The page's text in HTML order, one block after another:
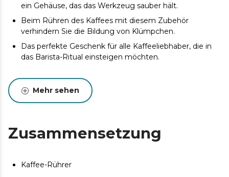
ein Gehäuse, das das Werkzeug sauber hält.
Beim Rühren des Kaffees mit diesem Zubehör
verhindern Sie die Bildung von Klümpchen.
Das perfekte Geschenk für alle Kaffeeliebhaber, die in
das Barista-Ritual einsteigen möchten.
Mehr sehen
Zusammensetzung
Kaffee-Rührer